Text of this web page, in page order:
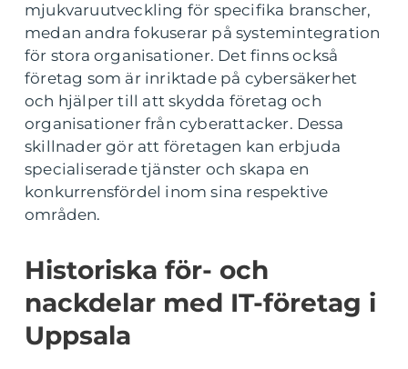
mjukvaruutveckling för specifika branscher,
medan andra fokuserar på systemintegration
för stora organisationer. Det finns också
företag som är inriktade på cybersäkerhet
och hjälper till att skydda företag och
organisationer från cyberattacker. Dessa
skillnader gör att företagen kan erbjuda
specialiserade tjänster och skapa en
konkurrensfördel inom sina respektive
områden.
Historiska för- och
nackdelar med IT-företag i
Uppsala